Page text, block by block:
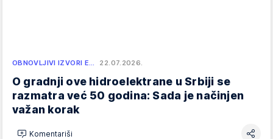
OBNOVLJIVI IZVORI E… 22.07.2026.
O gradnji ove hidroelektrane u Srbiji se
razmatra već 50 godina: Sada je načinjen
važan korak
Komentariši